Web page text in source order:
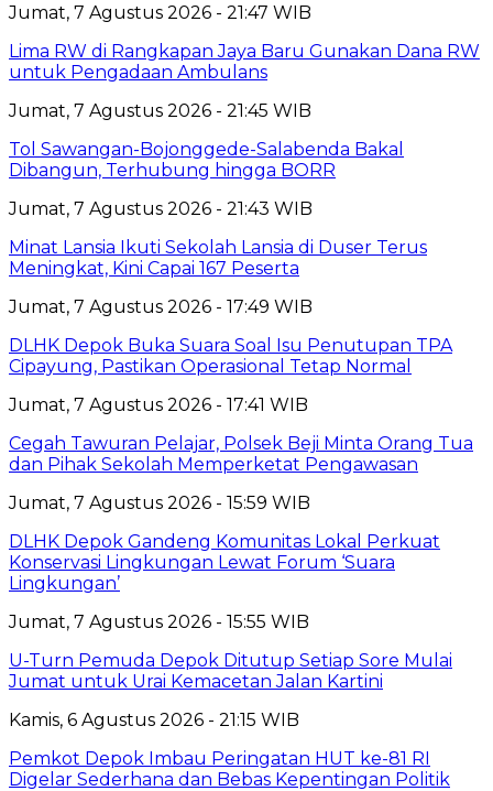
Jumat, 7 Agustus 2026 - 21:47 WIB
Lima RW di Rangkapan Jaya Baru Gunakan Dana RW
untuk Pengadaan Ambulans
Jumat, 7 Agustus 2026 - 21:45 WIB
Tol Sawangan-Bojonggede-Salabenda Bakal
Dibangun, Terhubung hingga BORR
Jumat, 7 Agustus 2026 - 21:43 WIB
Minat Lansia Ikuti Sekolah Lansia di Duser Terus
Meningkat, Kini Capai 167 Peserta
Jumat, 7 Agustus 2026 - 17:49 WIB
DLHK Depok Buka Suara Soal Isu Penutupan TPA
Cipayung, Pastikan Operasional Tetap Normal
Jumat, 7 Agustus 2026 - 17:41 WIB
Cegah Tawuran Pelajar, Polsek Beji Minta Orang Tua
dan Pihak Sekolah Memperketat Pengawasan
Jumat, 7 Agustus 2026 - 15:59 WIB
DLHK Depok Gandeng Komunitas Lokal Perkuat
Konservasi Lingkungan Lewat Forum ‘Suara
Lingkungan’
Jumat, 7 Agustus 2026 - 15:55 WIB
U-Turn Pemuda Depok Ditutup Setiap Sore Mulai
Jumat untuk Urai Kemacetan Jalan Kartini
Kamis, 6 Agustus 2026 - 21:15 WIB
Pemkot Depok Imbau Peringatan HUT ke-81 RI
Digelar Sederhana dan Bebas Kepentingan Politik